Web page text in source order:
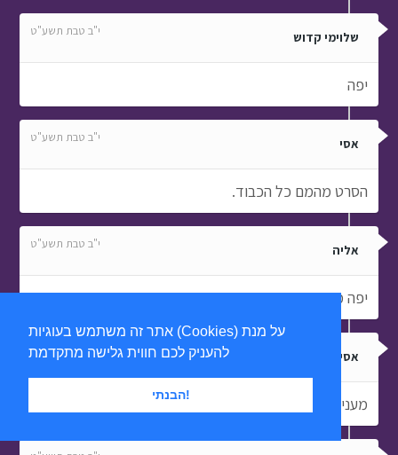
אתר זה משתמש בעוגיות (Cookies) על מנת
הבנתי!
שלוימי קדוש י"ב טבת תשע"ט
יפה
אסי י"ב טבת תשע"ט
הסרט מהמם כל הכבוד.
אליה י"ב טבת תשע"ט
יפה מאוד
אסי י"ב טבת תשע"ט
מענין איפה מוכרים את המשחק (מסביב לעולם)